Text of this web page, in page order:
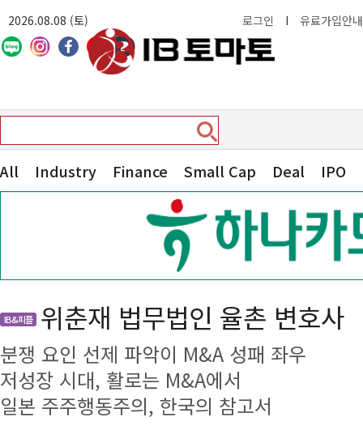
2026.08.08 (토) 로그인 I 유료가입안내
All Industry Finance Small Cap Deal IPO
IB&피플 위춘재 법무법인 율촌 변호사
분쟁 요인 선제 파악이 M&A 성패 좌우
저성장 시대, 활로는 M&A에서
일본 주주행동주의, 한국의 참고서